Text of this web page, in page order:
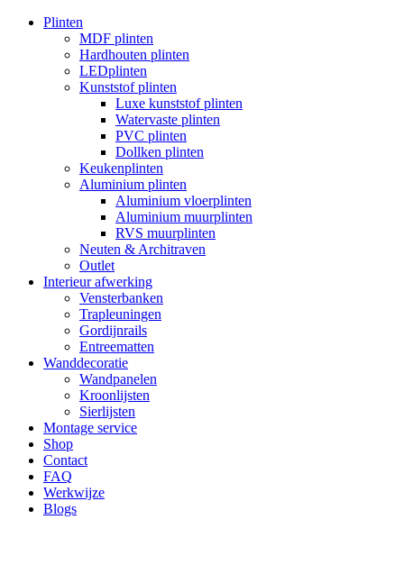
Plinten
MDF plinten
Hardhouten plinten
LEDplinten
Kunststof plinten
Luxe kunststof plinten
Watervaste plinten
PVC plinten
Dollken plinten
Keukenplinten
Aluminium plinten
Aluminium vloerplinten
Aluminium muurplinten
RVS muurplinten
Neuten & Architraven
Outlet
Interieur afwerking
Vensterbanken
Trapleuningen
Gordijnrails
Entreematten
Wanddecoratie
Wandpanelen
Kroonlijsten
Sierlijsten
Montage service
Shop
Contact
FAQ
Werkwijze
Blogs